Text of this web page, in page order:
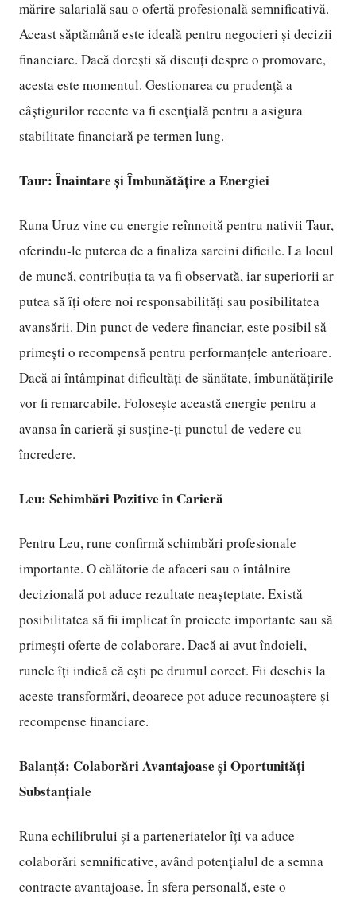
mărire salarială sau o ofertă profesională semnificativă.
Aceast săptămână este ideală pentru negocieri și decizii
financiare. Dacă dorești să discuți despre o promovare,
acesta este momentul. Gestionarea cu prudență a
câștigurilor recente va fi esențială pentru a asigura
stabilitate financiară pe termen lung.
Taur: Înaintare și Îmbunătățire a Energiei
Runa Uruz vine cu energie reînnoită pentru nativii Taur,
oferindu-le puterea de a finaliza sarcini dificile. La locul
de muncă, contribuția ta va fi observată, iar superiorii ar
putea să îți ofere noi responsabilități sau posibilitatea
avansării. Din punct de vedere financiar, este posibil să
primești o recompensă pentru performanțele anterioare.
Dacă ai întâmpinat dificultăți de sănătate, îmbunătățirile
vor fi remarcabile. Folosește această energie pentru a
avansa în carieră și susține-ți punctul de vedere cu
încredere.
Leu: Schimbări Pozitive în Carieră
Pentru Leu, rune confirmă schimbări profesionale
importante. O călătorie de afaceri sau o întâlnire
decizională pot aduce rezultate neașteptate. Există
posibilitatea să fii implicat în proiecte importante sau să
primești oferte de colaborare. Dacă ai avut îndoieli,
runele îți indică că ești pe drumul corect. Fii deschis la
aceste transformări, deoarece pot aduce recunoaștere și
recompense financiare.
Balanță: Colaborări Avantajoase și Oportunități
Substanțiale
Runa echilibrului și a parteneriatelor îți va aduce
colaborări semnificative, având potențialul de a semna
contracte avantajoase. În sfera personală, este o